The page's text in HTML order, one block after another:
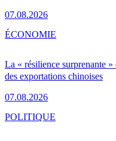
07.08.2026
La « résilience surprenante
des exportations chinoises
07.08.2026
ÉCONOMIE
POLITIQUE